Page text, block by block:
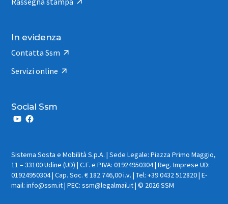
In evidenza
Contatta Ssm
Servizi online
Social Ssm
Sistema Sosta e Mobilità S.p.A. | Sede Legale: Piazza Primo Maggio,
11 – 33100 Udine (UD) | C.F. e P.IVA: 01924950304 | Reg. Imprese UD:
01924950304 | Cap. Soc. € 182.746,00 i.v. | Tel: +39 0432 512820 | E-
mail: info@ssm.it | PEC: ssm@legalmail.it | © 2026 SSM